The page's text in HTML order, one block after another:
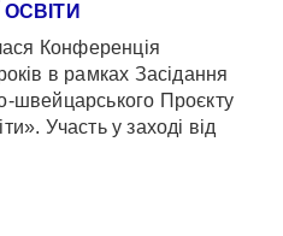
Конференція
в рамках Засідання
швейцарського Проєкту
Участь у заході від